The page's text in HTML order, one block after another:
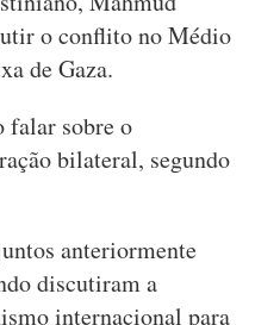
o conflito no Médio
de Gaza.
falar sobre o
bilateral, segundo
anteriormente
discutiram a
internacional para